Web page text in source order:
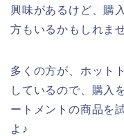
興味があるけど、購
方もいるかもしれま
多くの方が、ホット
しているので、購入
ートメントの商品を
よ♪